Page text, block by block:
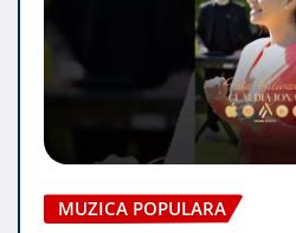
MUZICA POPULARA